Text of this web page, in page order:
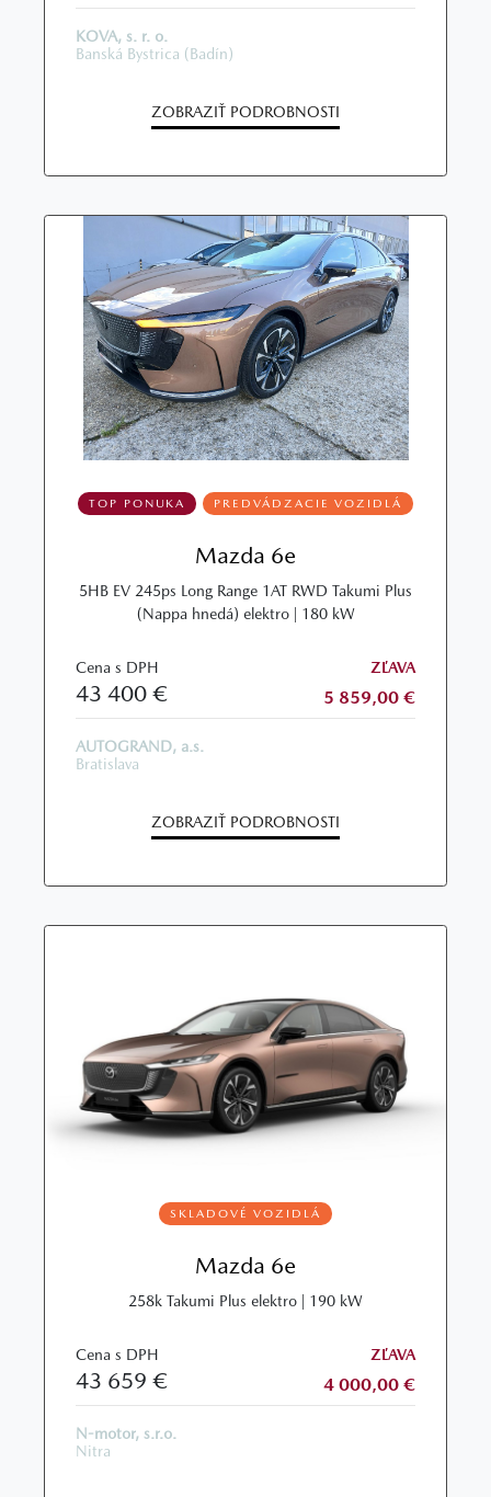
KOVA, s. r. o.
Banská Bystrica (Badín)
ZOBRAZIŤ PODROBNOSTI
TOP PONUKA PREDVÁDZACIE VOZIDLÁ
Mazda 6e
5HB EV 245ps Long Range 1AT RWD Takumi Plus
(Nappa hnedá) elektro | 180 kW
Cena s DPH
43 400 €
ZĽAVA
5 859,00 €
AUTOGRAND, a.s.
Bratislava
ZOBRAZIŤ PODROBNOSTI
SKLADOVÉ VOZIDLÁ
Mazda 6e
258k Takumi Plus elektro | 190 kW
Cena s DPH
43 659 €
ZĽAVA
4 000,00 €
N-motor, s.r.o.
Nitra